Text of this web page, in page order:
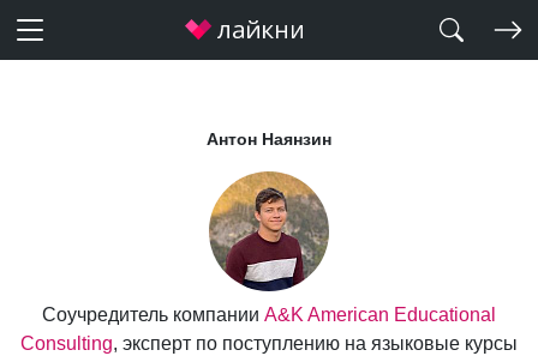
Антон Наянзин
Соучредитель компании A&K American Educational
Consulting, эксперт по поступлению на языковые курсы